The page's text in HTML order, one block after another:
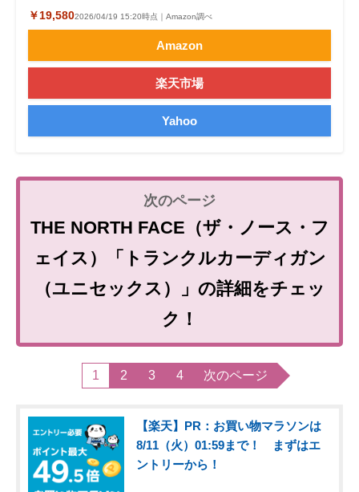
￥19,5802026/04/19 15:20時点｜Amazon調べ
Amazon
楽天市場
Yahoo
THE NORTH FACE（ザ・ノース・フ
ェイス）「トランクルカーディガン
（ユニセックス）」の詳細をチェッ
ク！
1 2 3 4 次のページ
【楽天】PR：お買い物マラソンは
8/11（火）01:59まで！ まずはエ
ントリーから！